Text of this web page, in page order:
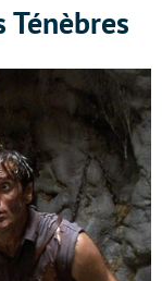
Ténèbres